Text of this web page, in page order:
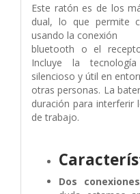
Este ratón es de los
dual, lo que permite
usando la conexión
bluetooth o el
Incluye la
silencioso y útil en
otras personas. La
duración para
de trabajo.
Dos